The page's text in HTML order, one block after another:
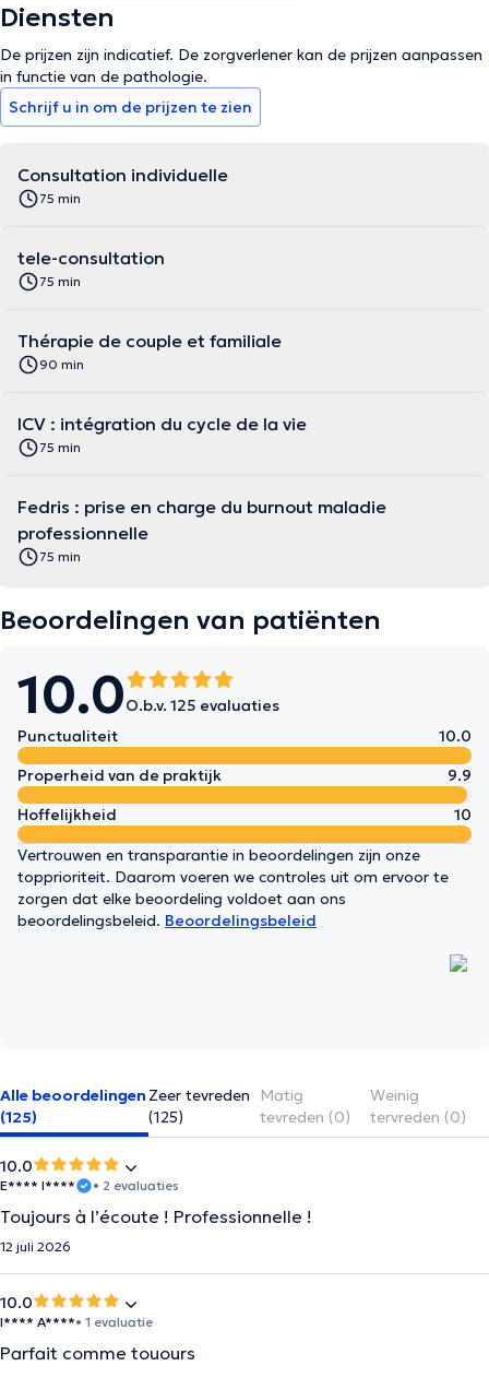
Diensten
De prijzen zijn indicatief. De zorgverlener kan de prijzen aanpassen
in functie van de pathologie.
Schrijf u in om de prijzen te zien
Consultation individuelle
75 min
tele-consultation
75 min
Thérapie de couple et familiale
90 min
ICV : intégration du cycle de la vie
75 min
Fedris : prise en charge du burnout maladie
professionnelle
75 min
Beoordelingen van patiënten
10.0O.b.v. 125 evaluaties
Punctualiteit
10.0
Properheid van de praktijk
9.9
Hoffelijkheid
10
Vertrouwen en transparantie in beoordelingen zijn onze
topprioriteit. Daarom voeren we controles uit om ervoor te
zorgen dat elke beoordeling voldoet aan ons
beoordelingsbeleid. Beoordelingsbeleid
Alle beoordelingen
(125)
Zeer tevreden
(125)
Matig
tevreden (0)
Weinig
tervreden (0)
10.0
E**** I**** • 2 evaluaties
Toujours à l’écoute ! Professionnelle !
12 juli 2026
10.0
I**** A****• 1 evaluatie
Parfait comme touours